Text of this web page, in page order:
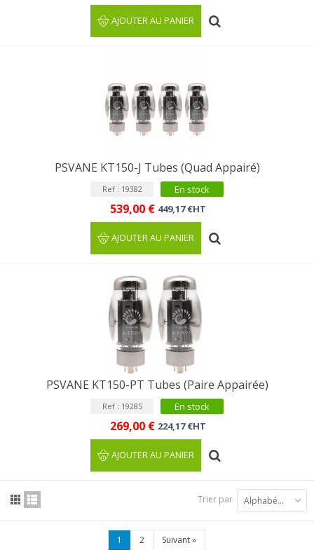
AJOUTER AU PANIER
PSVANE KT150-J Tubes (Quad Appairé)
Ref : 19382 En stock
539,00 € 449,17 €HT
AJOUTER AU PANIER
PSVANE KT150-PT Tubes (Paire Appairée)
Ref : 19285 En stock
269,00 € 224,17 €HT
AJOUTER AU PANIER
Trier par Alphabétique : A à Z
1 2 Suivant»